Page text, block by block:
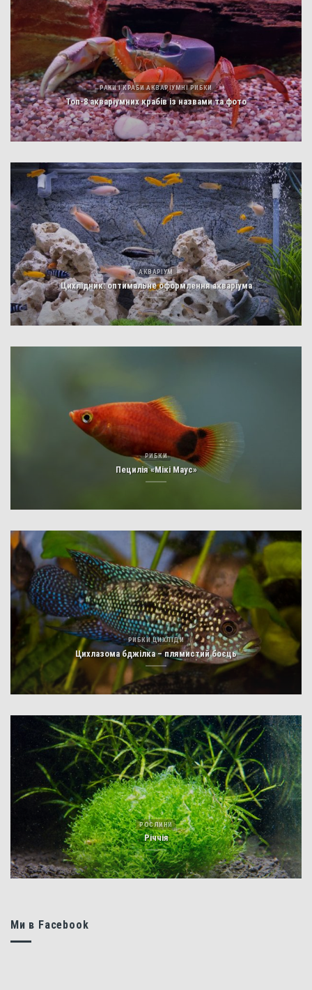
РАКИ І КРАБИ АКВАРІУМНІ РИБКИ
Топ-8 акваріумних крабів із назвами та фото
АКВАРІУМ
Цихлідник: оптимальне оформлення акваріума
РИБКИ
Пецилія «Мікі Маус»
РИБКИ ЦИХЛІДИ
Цихлазома бджілка – плямистий боєць
РОСЛИНИ
Річчія
Ми в Facebook